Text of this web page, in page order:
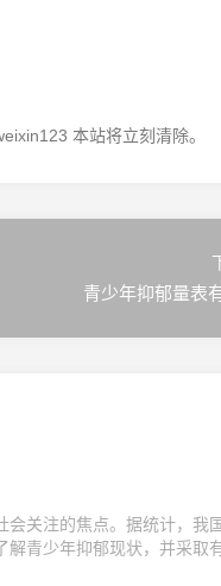
本站将立刻清除。
青少年抑郁量表
关注的焦点。据统计，我
解青少年抑郁现状，并采取